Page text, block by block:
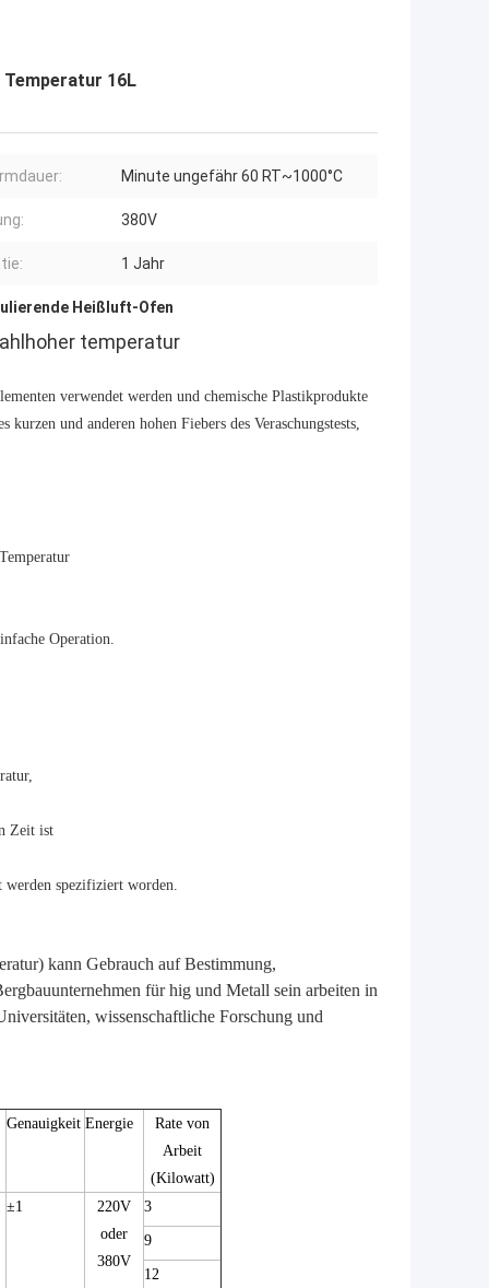
16L
Minute ungefähr 60 RT~1000°C
380V
1 Jahr
Heißluft-Ofen
temperatur
verwendet werden und chemische Plastikprodukte
und anderen hohen Fiebers des Veraschungstests,
Operation.
Zeit ist
werden spezifiziert worden.
kann Gebrauch auf Bestimmung,
für hig und Metall sein arbeiten in
wissenschaftliche Forschung und
Genauigkeit Energie
Rate von
Arbeit
(Kilowatt)
±1
220V
oder
380V
3
9
12